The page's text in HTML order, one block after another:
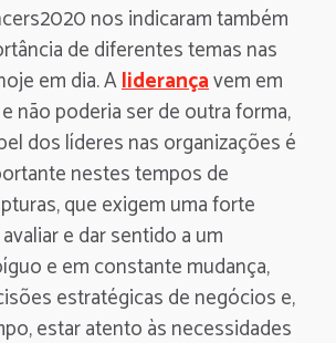
nos indicaram também
de diferentes temas nas
em dia. Aliderançavem em
não poderia ser de outra forma,
dos líderes nas organizações é
nestes tempos de
que exigem uma forte
e dar sentido a um
e em constante mudança,
estratégicas de negócios e,
estar atento às necessidades